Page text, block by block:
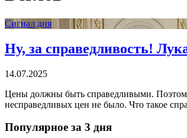
Сигнал дня
Ну, за справедливость!
14.07.2025
Цены должны быть справедливыми.
несправедливых цен не было. Что такое
Популярное за 3 дня